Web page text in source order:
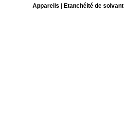
Appareils
Etanchéité de solvant